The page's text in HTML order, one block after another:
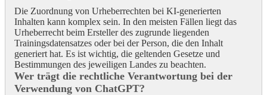
Die Zuordnung von Urheberrechten bei KI-generierten
Inhalten kann komplex sein. In den meisten Fällen liegt das
Urheberrecht beim Ersteller des zugrunde liegenden
Trainingsdatensatzes oder bei der Person, die den Inhalt
generiert hat. Es ist wichtig, die geltenden Gesetze und
Bestimmungen des jeweiligen Landes zu beachten.
Wer trägt die rechtliche Verantwortung bei der
Verwendung von ChatGPT?